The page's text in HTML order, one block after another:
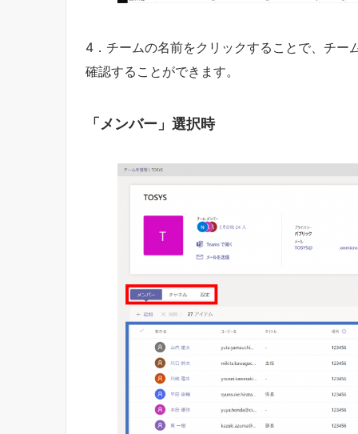
4．チームの名前をクリックすることで、チ
確認することができます。
「メンバー」選択時